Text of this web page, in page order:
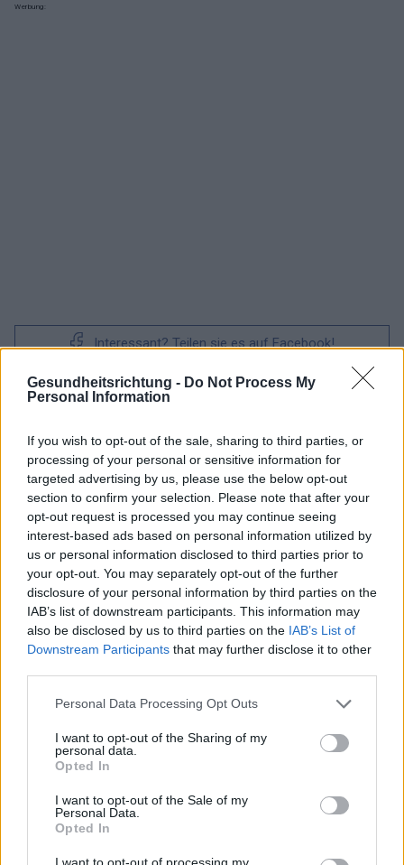
Gesundheitsrichtung - Do Not Process My
Personal Information
If you wish to opt-out of the sale, sharing to third parties, or
processing of your personal or sensitive information for
targeted advertising by us, please use the below opt-out
section to confirm your selection. Please note that after your
opt-out request is processed you may continue seeing
interest-based ads based on personal information utilized by
us or personal information disclosed to third parties prior to
your opt-out. You may separately opt-out of the further
disclosure of your personal information by third parties on the
IAB’s list of downstream participants. This information may
also be disclosed by us to third parties on the IAB’s List of
Downstream Participants that may further disclose it to other
Please note that this website/app uses one or more Google
not limited to your visit or usage behaviour. You may click to
grant or deny consent to Google and its third-party tags to
use your data for below specified purposes in below Google
consent section.
Personal Data Processing Opt Outs
I want to opt-out of the Sharing of my
personal data.
Opted In
I want to opt-out of the Sale of my
Personal Data.
Opted In
I want to opt-out of processing my
Werbung:
Interessant? Teilen sie es auf Facebook!
Möchten Sie auf dem Laufenden bleiben?
ZUGEHÖRIG
Themen Betrieb Defekt Gaumenspalte Gene
Sehen Sie es auch auf english español français
polskim
Risikofaktoren, pränatale Diagnose und gesundheitliche
Folgen. "Gynaecologia Polska" 2015, Nr. 86, S. 862-866.
Matthews-Brzozowska T., Cudziło D. Behandlung von Lippen-
FallberichtBehandlung von Lippen-Kiefer-Gaumenspalten-
Patienten mit Oberkieferhypoplasie - eine Fallstudie. "Pediatria